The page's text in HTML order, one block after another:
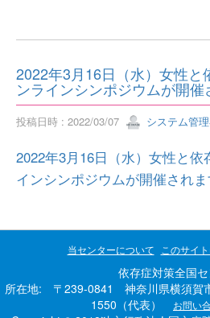
2022年3月16日（水）女性と
ンラインシンポジウムが開催
投稿日時 : 2022/03/07 システム管
2022年3月16日（水）女性と依
インシンポジウムが開催されま
当センターについて このサイ
依存症対策全国
所在地: 〒239-0841 神奈川県横須賀
1550（代表）
お問い